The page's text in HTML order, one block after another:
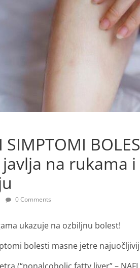
na rukama
0 Comments
ukazuje na ozbiljnu bolest!
bolesti masne jetre